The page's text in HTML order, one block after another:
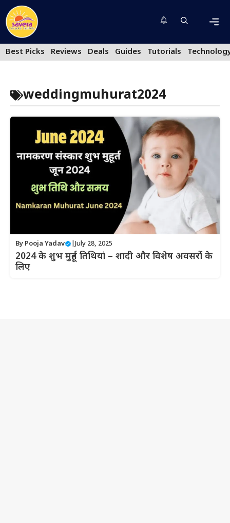
Skip
to
content
Best Picks
Reviews Deals Guides Tutorials
weddingmuhurat2024
By Pooja Yadav |July 28, 2025
2024 के शुभ मुहूर्त तिथियां – शादी और विशेष अवसरों के
लिए